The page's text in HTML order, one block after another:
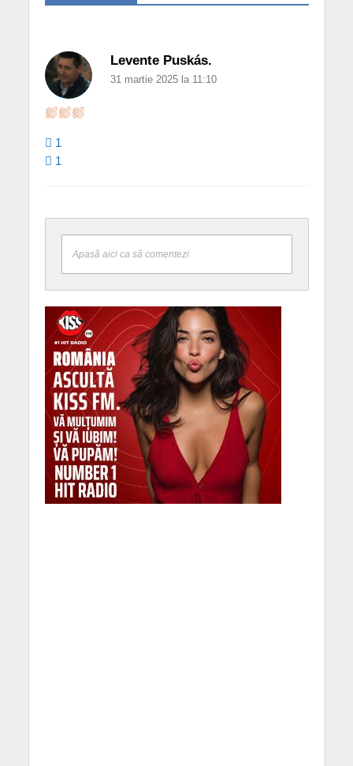
Levente Puskás.
31 martie 2025 la 11:10
1
1
Apasă aici ca să comentezi